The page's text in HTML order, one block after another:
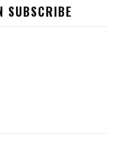
SUBSCRIBE